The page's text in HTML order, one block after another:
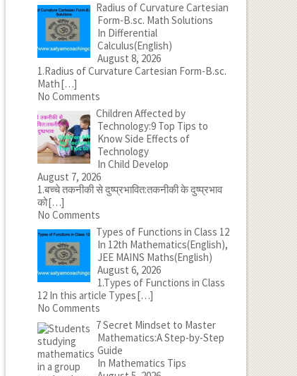
Radius of Curvature Cartesian
Form-B.sc. Math Solutions
In Differential
Calculus(English)
August 8, 2026
1.Radius of Curvature Cartesian Form-B.sc.
Math[…]
No Comments
Children Affected by
Technology:9 Top Tips to
Know Side Effects of
Technology
In Child Develop
August 7, 2026
1.बच्चे तकनीकी से दुष्प्रभावित:तकनीकी के दुष्प्रभाव
को[…]
No Comments
Types of Functions in Class 12
In 12th Mathematics(English),
JEE MAINS Maths(English)
August 6, 2026
1.Types of Functions in Class
12 In this article Types[…]
No Comments
7 Secret Mindset to Master
Mathematics:A Step-by-Step
Guide
In Mathematics Tips